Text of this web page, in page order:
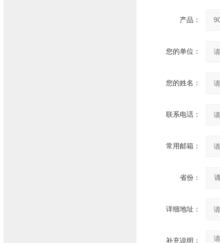
产品：
您的单位：
您的姓名：
联系电话：
常用邮箱：
省份：
详细地址：
补充说明：